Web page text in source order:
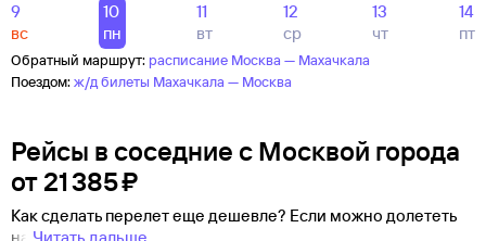
9
вс
10
пн
11
вт
12
ср
13
чт
14
пт
Обратный маршрут: расписание Москва — Махачкала
Поездом:ж/д билеты Махачкала — Москва
Рейсы в соседние с Москвой города
от 21 ⁠385 ⁠₽
Как сделать перелет еще дешевле? Если можно долететь